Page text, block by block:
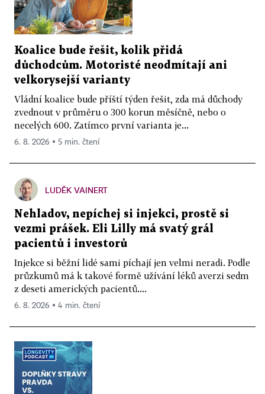
Koalice bude řešit, kolik přidá
důchodcům. Motoristé neodmítají ani
velkorysejší varianty
Vládní koalice bude příští týden řešit, zda má důchody
zvednout v průměru o 300 korun měsíčně, nebo o
necelých 600. Zatímco první varianta je...
6. 8. 2026 ▪ 5 min. čtení
LUDĚK VAINERT
Nehladov, nepíchej si injekci, prostě si
vezmi prášek. Eli Lilly má svatý grál
pacientů i investorů
Injekce si běžní lidé sami píchají jen velmi neradi. Podle
průzkumů má k takové formě užívání léků averzi sedm
z deseti amerických pacientů....
6. 8. 2026 ▪ 4 min. čtení